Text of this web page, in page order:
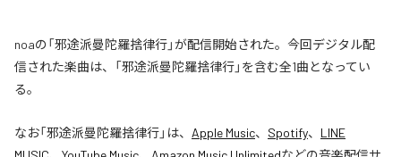
noaの「邪途派曼陀羅捨律行」が配信開始された。今回デジタル配
信された楽曲は、「邪途派曼陀羅捨律行」を含む全1曲となってい
る。
なお「邪途派曼陀羅捨律行」は、 Apple Music、 Spotify、 LINE